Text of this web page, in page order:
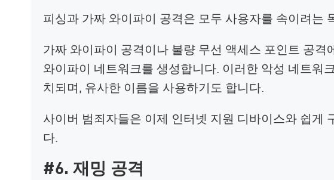
피싱과 가짜 와이파이 공격은 모두 사용자를 속이려는
가짜 와이파이 공격이나 불량 무선 액세스 포인트 공
와이파이 네트워크를 생성합니다. 이러한 악성 네트워
치되며, 유사한 이름을 사용하기도 합니다.
사이버 범죄자들은 이제 인터넷 지원 디바이스와 쉽게
다.
#6. 재밍 공격